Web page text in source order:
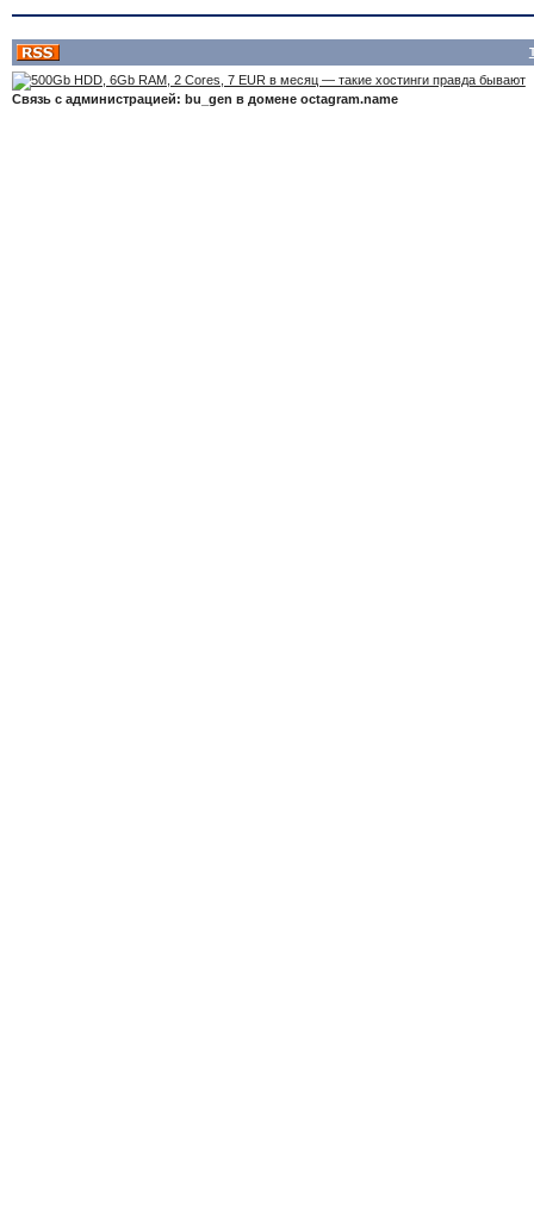
Связь с администрацией: bu_gen в домене octagram.name